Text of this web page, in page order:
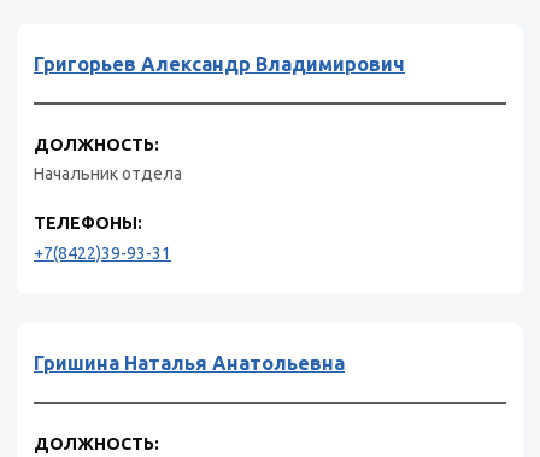
Григорьев Александр Владимирович
ДОЛЖНОСТЬ:
Начальник отдела
ТЕЛЕФОНЫ:
+7(8422)39-93-31
Гришина Наталья Анатольевна
ДОЛЖНОСТЬ: